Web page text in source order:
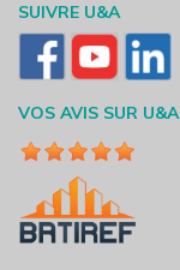
SUIVRE U&A
VOS AVIS SUR U&A